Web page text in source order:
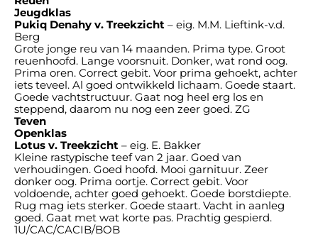
Jeugdklas
Pukiq Denahy v. Treekzicht – eig. M.M. Lieftink-v.d.
Berg
Grote jonge reu van 14 maanden. Prima type. Groot
reuenhoofd. Lange voorsnuit. Donker, wat rond oog.
Prima oren. Correct gebit. Voor prima gehoekt, achter
iets teveel. Al goed ontwikkeld lichaam. Goede staart.
Goede vachtstructuur. Gaat nog heel erg los en
steppend, daarom nu nog een zeer goed. ZG
Teven
Openklas
Lotus v. Treekzicht – eig. E. Bakker
Kleine rastypische teef van 2 jaar. Goed van
verhoudingen. Goed hoofd. Mooi garnituur. Zeer
donker oog. Prima oortje. Correct gebit. Voor
voldoende, achter goed gehoekt. Goede borstdiepte.
Rug mag iets sterker. Goede staart. Vacht in aanleg
goed. Gaat met wat korte pas. Prachtig gespierd.
1U/CAC/CACIB/BOB